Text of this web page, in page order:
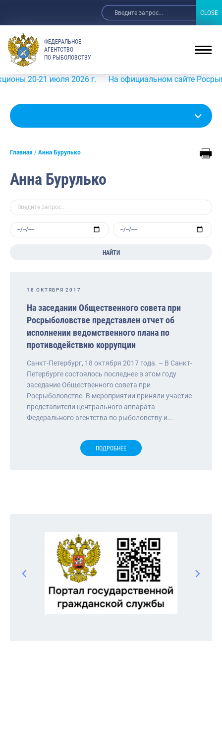
ФЕДЕРАЛЬНОЕ
АГЕНТСТВО
ПО РЫБОЛОВСТВУ
20-21 июля 2026 г. На официальном сайте
Главная Анна Бурулько
Анна Бурулько
НАЙТИ
18 ОКТЯБРЯ 2017
На заседании Общественного совета при
Росрыболовстве представлен отчет об
исполнении ведомственного плана по
противодействию коррупции
Санкт-Петербург, 18 октября 2017 года. – В Санкт-
Петербурге состоялось последнее в этом году
заседание Общественного совета при
Росрыболовстве. В мероприятии приняли участие
представители центрального аппарата
Федерального агентства по рыболовству и…
ПОДРОБНЕЕ
CLOSE
CLOSE